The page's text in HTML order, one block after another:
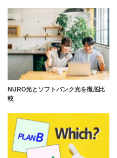
NURO光とソフトバンク光を徹底比
較